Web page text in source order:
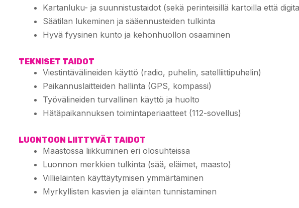
Kartanluku- ja suunnistustaidot (sekä perinteisillä kartoilla että
Säätilan lukeminen ja sääennusteiden tulkinta
Hyvä fyysinen kunto ja kehonhuollon osaaminen
TEKNISET TAIDOT
Viestintävälineiden käyttö (radio, puhelin, satelliittipuhelin)
Paikannuslaitteiden hallinta (GPS, kompassi)
Työvälineiden turvallinen käyttö ja huolto
Hätäpaikannuksen toimintaperiaatteet (112-sovellus)
LUONTOON LIITTYVÄT TAIDOT
Maastossa liikkuminen eri olosuhteissa
Luonnon merkkien tulkinta (sää, eläimet, maasto)
Villieläinten käyttäytymisen ymmärtäminen
Myrkyllisten kasvien ja eläinten tunnistaminen